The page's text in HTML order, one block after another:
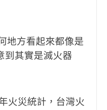
地方看起來都像是
到其實是滅火器
火災統計，台灣火